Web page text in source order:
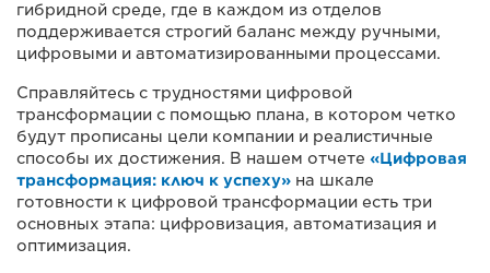
гибридной среде, где в каждом из отделов
поддерживается строгий баланс между ручными,
цифровыми и автоматизированными процессами.
Справляйтесь с трудностями цифровой
трансформации с помощью плана, в котором четко
будут прописаны цели компании и реалистичные
способы их достижения. В нашем отчете «Цифровая
трансформация: ключ к успеху» на шкале
готовности к цифровой трансформации есть три
основных этапа: цифровизация, автоматизация и
оптимизация.